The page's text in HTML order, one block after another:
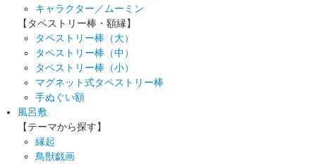
キャラクター／ムーミン
【タペストリー棒・額縁】
タペストリー棒（大）
タペストリー棒（中）
タペストリー棒（小）
マグネット式タペストリー棒
手ぬぐい額
風呂敷
【テーマから探す】
縁起
鳥獣戯画